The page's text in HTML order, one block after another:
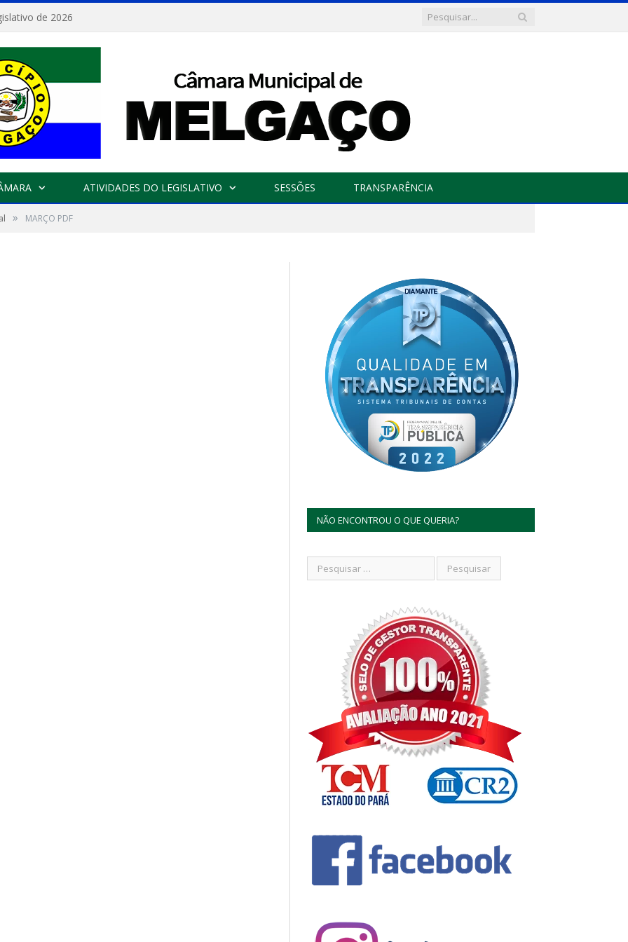
de 2026
ATIVIDADES DO LEGISLATIVO SESSÕES TRANSPARÊNCIA
» MARÇO PDF
NÃO ENCONTROU O QUE QUERIA?